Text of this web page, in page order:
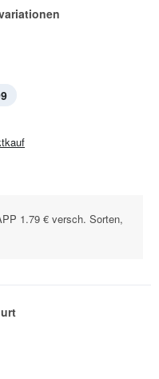
1.79 € versch. Sorten,